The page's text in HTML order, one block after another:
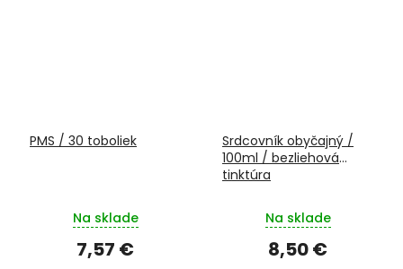
PMS / 30 toboliek
Na sklade
7,57 €
Srdcovník obyčajný /
100ml / bezliehová
tinktúra
Na sklade
8,50 €